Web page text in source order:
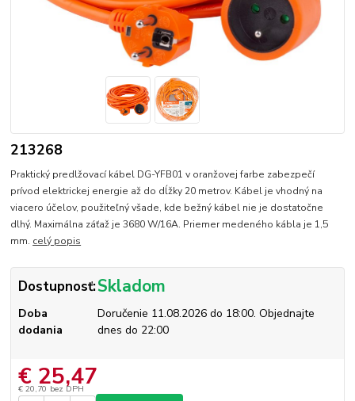
213268
Praktický predlžovací kábel DG-YFB01 v oranžovej farbe zabezpečí
prívod elektrickej energie až do dĺžky 20 metrov. Kábel je vhodný na
viacero účelov, použiteľný všade, kde bežný kábel nie je dostatočne
dlhý. Maximálna záťaž je 3680 W/16A. Priemer medeného kábla je 1,5
mm. celý popis
Dostupnosť:Skladom
Doba
dodania
Doručenie 11.08.2026 do 18:00. Objednajte
dnes do 22:00
€ 25,47
€ 20,70 bez DPH